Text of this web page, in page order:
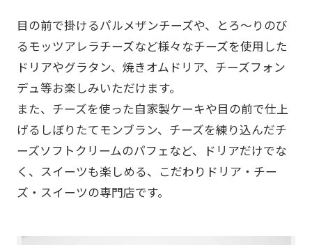
目の前で掛けるパルメザンチーズや、とろ～りのび
るモッツアレラチーズなど様々なチーズを使用した
ドリアやグラタン、焼きオムドリア、チーズフォン
デュ等お楽しみいただけます。
また、チーズを使った自家製ケーキや目の前で仕上
げるしぼりたてモンブラン、チーズを練り込んだチ
ーズソフトクリームのパフェなど、ドリアだけでな
く、スイーツも楽しめる、こだわりドリア・チー
ズ・スイーツの専門店です。